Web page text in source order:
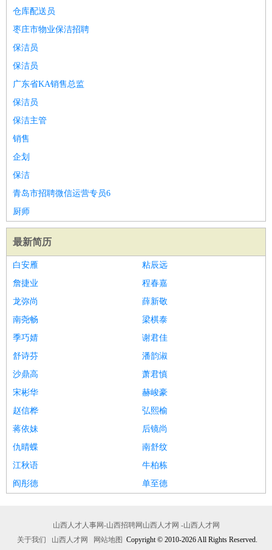
仓库配送员
枣庄市物业保洁招聘
保洁员
保洁员
广东省KA销售总监
保洁员
保洁主管
销售
企划
保洁
青岛市招聘微信运营专员6
厨师
最新简历
白安雁
粘辰远
詹捷业
程春嘉
龙弥尚
薛新敬
南尧畅
梁棋泰
季巧婧
谢君佳
舒诗芬
潘韵淑
沙鼎高
萧君慎
宋彬华
赫峻豪
赵信桦
弘熙榆
蒋依妹
后镜尚
仇晴蝶
南舒纹
江秋语
牛柏栋
阎彤德
单至德
山西人才人事网-山西招聘网山西人才网 -山西人才网
关于我们
山西人才网 网站地图 Copyright © 2010-2026 All Rights Reserved.